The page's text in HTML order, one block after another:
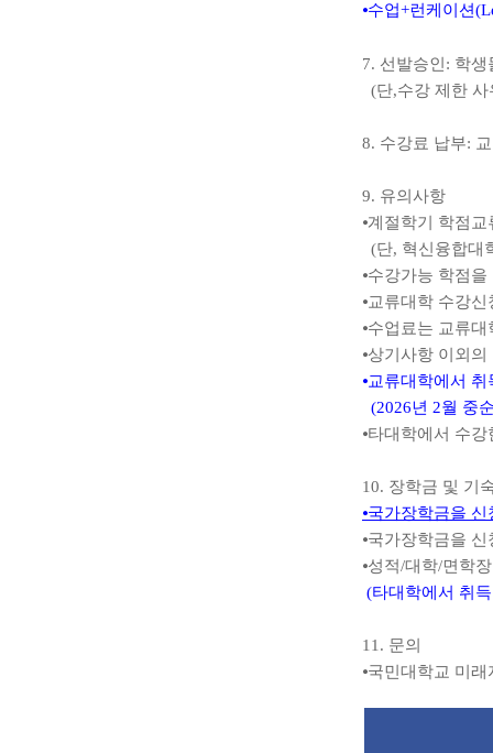
⦁수업+런케이션
7. 선발승인: 학생
(단,수강 제한
8. 수강료 납부:
9. 유의사항
⦁계절학기 학점
(단, 혁신융합대
⦁수강가능 학점
⦁교류대학 수강신
⦁수업료는 교류대
⦁상기사항 이외
⦁교류대학에서
(2026년 2월 중
⦁타대학에서 수
10. 장학금 및 기
⦁국가장학금을
⦁국가장학금을
⦁성적/대학/면학
(타대학에서 취
11. 문의
⦁국민대학교 미래